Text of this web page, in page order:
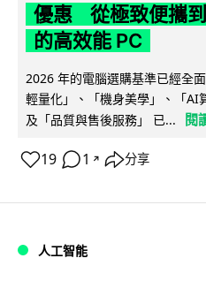
優惠 從極致便攜
的高效能 PC
2026 年的電腦選購基準已經全
輕量化」、「機身美學」、「AI
及「品質與售後服務」 已...
閱
19 1 ↗ 分享
人工智能